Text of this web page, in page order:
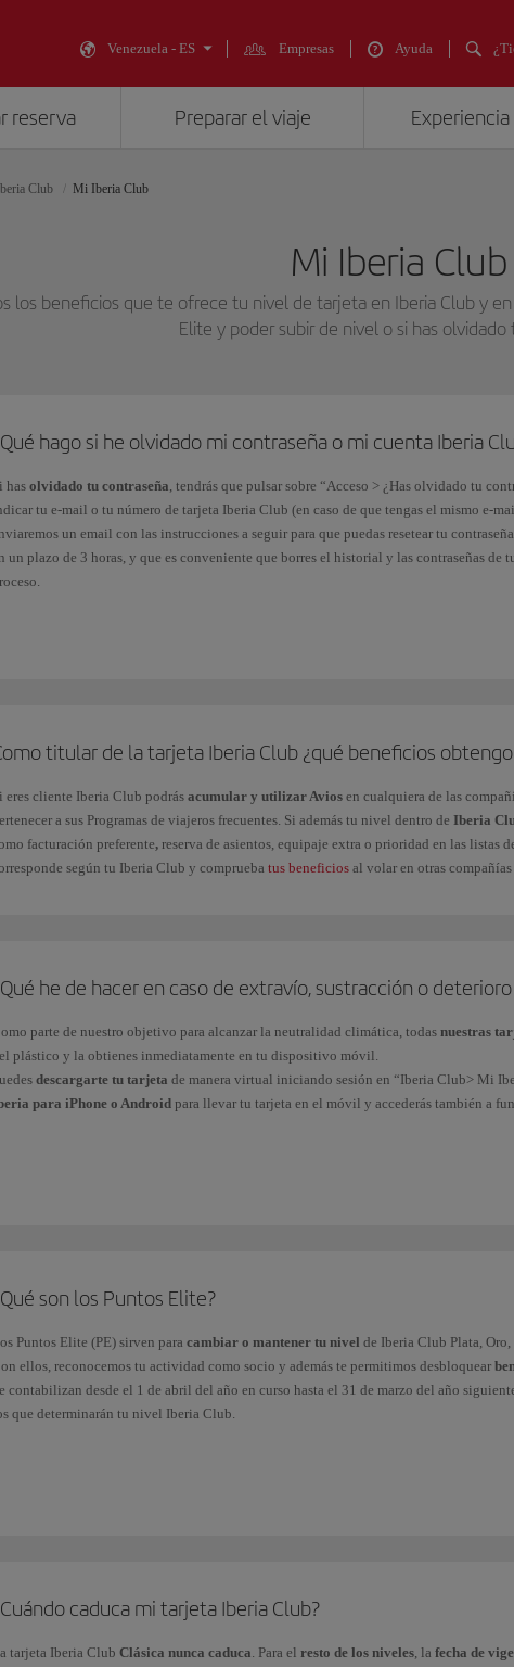
Venezuela - ES Empresas Ayuda
reserva Preparar el viaje
Iberia Club Mi Iberia Club
Mi Iberia Club
los beneficios que te ofrece tu nivel de tarjeta en Iberia Club y
Elite y poder subir de nivel o si has olvidado
hago si he olvidado mi contraseña o mi cuenta Iberia
has olvidado tu contraseña, tendrás que pulsar sobre “Acceso > ¿Has olvidado tu
tu e-mail o tu número de tarjeta Iberia Club (en caso de que tengas el mismo e-
un email con las instrucciones a seguir para que puedas resetear tu
un plazo de 3 horas, y que es conveniente que borres el historial y las contraseñas de
, deberás seguir las indicaciones que te
tarjeta Iberia Club no requiere reactivación, ni siquiera en periodos de inactividad.
titular de la tarjeta Iberia Club ¿qué beneficios
eres cliente Iberia Club podrásacumular y utilizar Avios en cualquiera de las
a sus Programas de viajeros frecuentes. Si además tu nivel dentro de Iberia
facturación preferente, reserva de asientos, equipaje extra o prioridad en las listas
según tu Iberia Club y comprueba tus beneficios al volar en otras compañías
he de hacer en caso de extravío, sustracción o
parte de nuestro objetivo para alcanzar la neutralidad climática, todas nuestras
plástico y la obtienes inmediatamente en tu dispositivo móvil.
descargarte tu tarjeta de manera virtual iniciando sesión en “Iberia Club> Mi
para iPhone o Android para llevar tu tarjeta en el móvil y accederás también a
son los Puntos Elite?
Puntos Elite (PE) sirven para cambiar o mantener tu nivel de Iberia Club Plata,
ellos, reconocemos tu actividad como socio y además te permitimos desbloquear
contabilizan desde el 1 de abril del año en curso hasta el 31 de marzo del año
que determinarán tu nivel Iberia Club.
En tu día a día, a través de más de90 marcas asociadas
caduca mi tarjeta Iberia Club?
tarjeta Iberia Club Clásica nunca caduca. Para el resto de los niveles, la fecha de